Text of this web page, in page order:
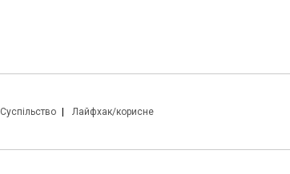
Суспільство Лайфхак/корисне